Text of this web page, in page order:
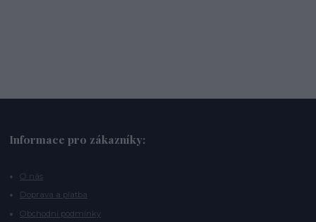
Informace pro zákazníky:
O nás
Doprava a platba
Obchodní podmínky